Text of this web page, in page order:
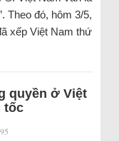
Theo đó, hôm 3/5,
xếp Việt Nam thứ
quyền ở Việt
tốc